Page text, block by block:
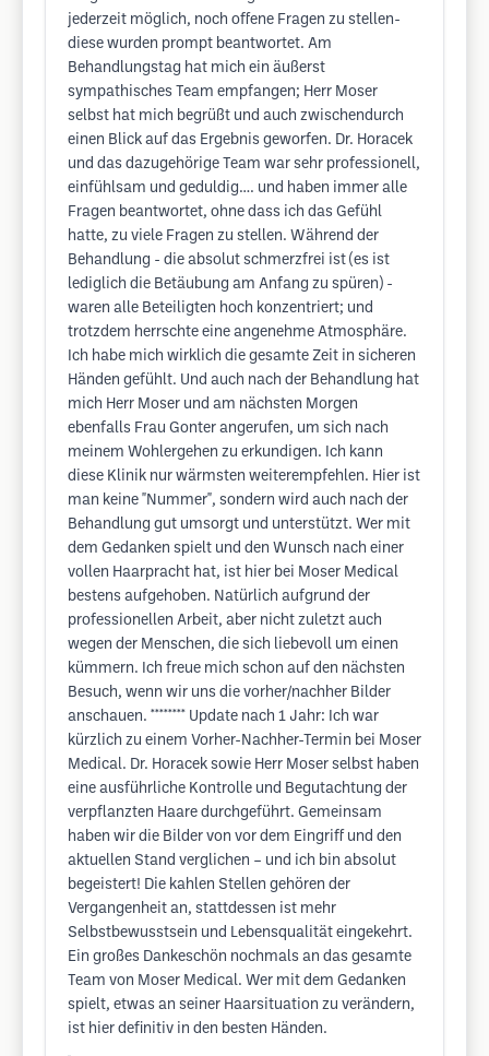
jederzeit möglich, noch offene Fragen zu stellen-
diese wurden prompt beantwortet. Am
Behandlungstag hat mich ein äußerst
sympathisches Team empfangen; Herr Moser
selbst hat mich begrüßt und auch zwischendurch
einen Blick auf das Ergebnis geworfen. Dr. Horacek
und das dazugehörige Team war sehr professionell,
einfühlsam und geduldig…. und haben immer alle
Fragen beantwortet, ohne dass ich das Gefühl
hatte, zu viele Fragen zu stellen. Während der
Behandlung - die absolut schmerzfrei ist (es ist
lediglich die Betäubung am Anfang zu spüren) -
waren alle Beteiligten hoch konzentriert; und
trotzdem herrschte eine angenehme Atmosphäre.
Ich habe mich wirklich die gesamte Zeit in sicheren
Händen gefühlt. Und auch nach der Behandlung hat
mich Herr Moser und am nächsten Morgen
ebenfalls Frau Gonter angerufen, um sich nach
meinem Wohlergehen zu erkundigen. Ich kann
diese Klinik nur wärmsten weiterempfehlen. Hier ist
man keine "Nummer", sondern wird auch nach der
Behandlung gut umsorgt und unterstützt. Wer mit
dem Gedanken spielt und den Wunsch nach einer
vollen Haarpracht hat, ist hier bei Moser Medical
bestens aufgehoben. Natürlich aufgrund der
professionellen Arbeit, aber nicht zuletzt auch
wegen der Menschen, die sich liebevoll um einen
kümmern. Ich freue mich schon auf den nächsten
Besuch, wenn wir uns die vorher/nachher Bilder
anschauen. ******** Update nach 1 Jahr: Ich war
kürzlich zu einem Vorher-Nachher-Termin bei Moser
Medical. Dr. Horacek sowie Herr Moser selbst haben
eine ausführliche Kontrolle und Begutachtung der
verpflanzten Haare durchgeführt. Gemeinsam
haben wir die Bilder von vor dem Eingriff und den
aktuellen Stand verglichen – und ich bin absolut
begeistert! Die kahlen Stellen gehören der
Vergangenheit an, stattdessen ist mehr
Selbstbewusstsein und Lebensqualität eingekehrt.
Ein großes Dankeschön nochmals an das gesamte
Team von Moser Medical. Wer mit dem Gedanken
spielt, etwas an seiner Haarsituation zu verändern,
ist hier definitiv in den besten Händen.